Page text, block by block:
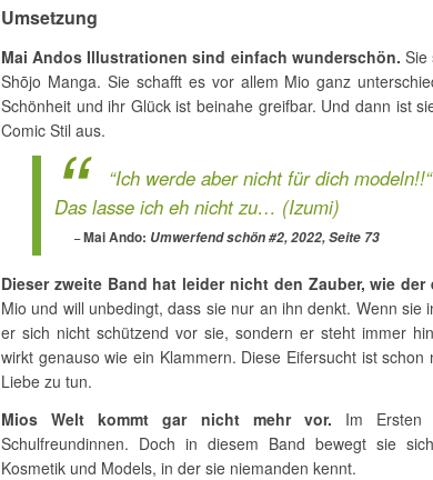
Umsetzung
Mai Andos Illustrationen sind einfach wunderschön. Sie
Shōjo Manga. Sie schafft es vor allem Mio ganz
Schönheit und ihr Glück ist beinahe greifbar. Und dann ist
Comic Stil aus.
“Ich werde aber nicht für dich
Das lasse ich eh nicht zu… (Izumi)
Mai Ando: Umwerfend schön #2, 2022, Seite 73
Dieser zweite Band hat leider nicht den Zauber, wie der
Mio und will unbedingt, dass sie nur an ihn denkt. Wenn sie
er sich nicht schützend vor sie, sondern er steht immer
wirkt genauso wie ein Klammern. Diese Eifersucht ist
Liebe zu tun.
Mios Welt kommt gar nicht mehr vor. Im Ersten
Schulfreundinnen. Doch in diesem Band bewegt sie
Kosmetik und Models, in der sie niemanden kennt.